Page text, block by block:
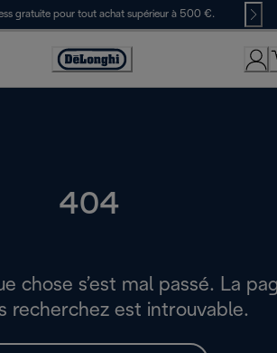
gratuite pour tout achat supérieur à 500 €.
Déclaration
d'accessibilité
404
chose s’est mal passé. La
recherchez est introuvable.